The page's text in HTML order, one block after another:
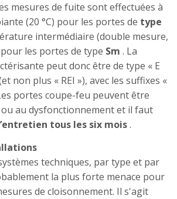
mesures de fuite sont effectuées à
(20 °C) pour les portes de type
intermédiaire (double mesure,
pour les portes de type Sm . La
peut donc être de type « E
non plus « REI »), avec les suffixes «
portes coupe-feu peuvent être
au dysfonctionnement et il faut
tous les six mois.
techniques, par type et par
la plus forte menace pour
de cloisonnement. Il s'agit